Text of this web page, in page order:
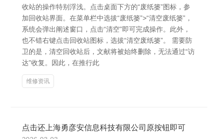
收站的操作特别浮浅。点击桌面下方的“废纸篓”图标，参
加回收站界面。在菜单栏中选拔“废纸篓”>“清空废纸篓”，
系统会弹出阐述窗口，点击“清空”即可完成操作。此外，
也不错右键点击回收站图标，选拔“清空废纸篓”。 需要防
卫的是，清空回收站后，文献将被始终删除，无法通过“访
达”收复。因此，在推行此
维修资讯
点击还上海勇彦安信息科技有限公司原按钮即可